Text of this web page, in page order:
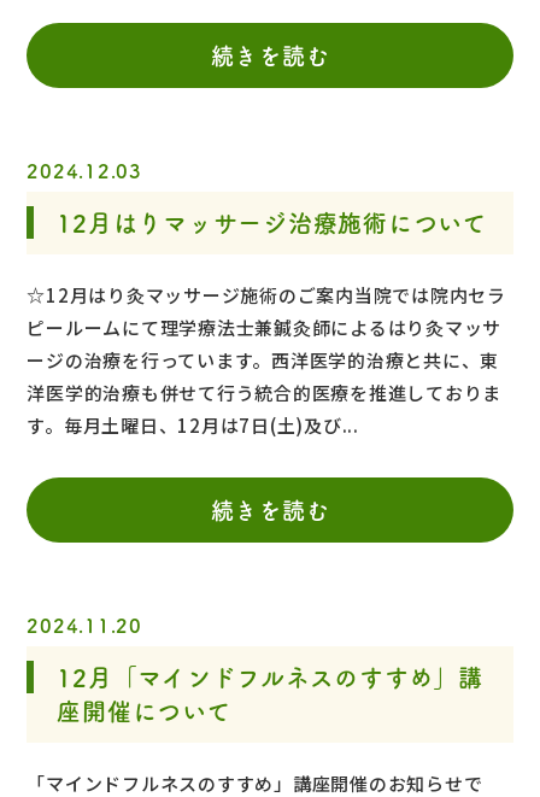
続きを読む
2024.12.03
12月はりマッサージ治療施術について
☆12月はり灸マッサージ施術のご案内当院では院内セラ
ピールームにて理学療法士兼鍼灸師によるはり灸マッサ
ージの治療を行っています。西洋医学的治療と共に、東
洋医学的治療も併せて行う統合的医療を推進しておりま
す。毎月土曜日、12月は7日(土)及び...
続きを読む
2024.11.20
12月「マインドフルネスのすすめ」講
座開催について
「マインドフルネスのすすめ」講座開催のお知らせで